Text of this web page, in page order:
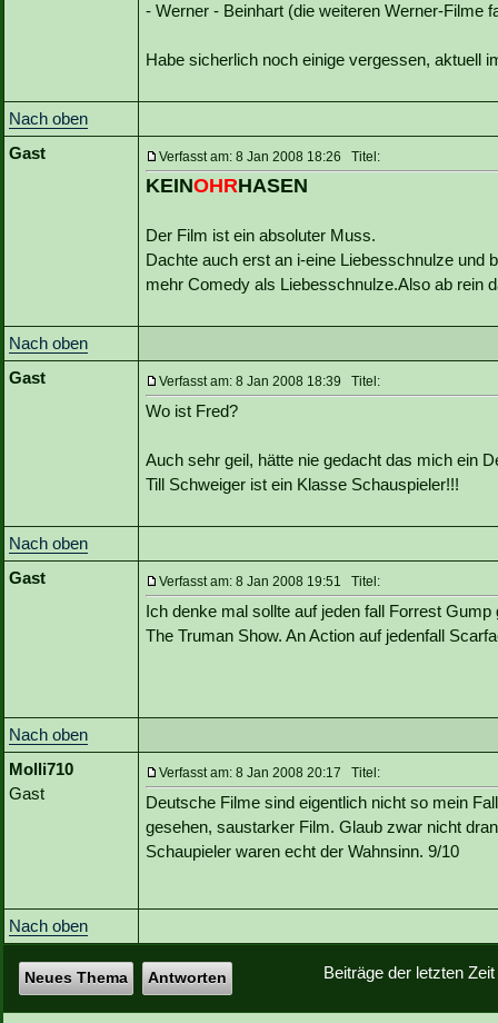
- Werner - Beinhart (die weiteren Werner-Filme
Habe sicherlich noch einige vergessen, aktuell
Nach oben
Gast
Verfasst am: 8 Jan 2008 18:26 Titel:
KEINOHRHASEN
Der Film ist ein absoluter Muss.
Dachte auch erst an i-eine Liebesschnulze und
mehr Comedy als Liebesschnulze.Also ab rein
Nach oben
Gast
Verfasst am: 8 Jan 2008 18:39 Titel:
Wo ist Fred?
Auch sehr geil, hätte nie gedacht das mich ein
Till Schweiger ist ein Klasse Schauspieler!!!
Nach oben
Gast
Verfasst am: 8 Jan 2008 19:51 Titel:
Ich denke mal sollte auf jeden fall Forrest
The Truman Show. An Action auf jedenfall
Nach oben
Molli710
Gast
Verfasst am: 8 Jan 2008 20:17 Titel:
Deutsche Filme sind eigentlich nicht so mein
gesehen, saustarker Film. Glaub zwar nicht
Schaupieler waren echt der Wahnsinn. 9/10
Nach oben
Beiträge der letzten
Neues Thema Antworten